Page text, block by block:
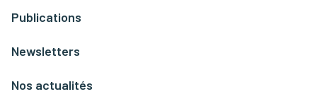
Publications
Newsletters
Nos actualités